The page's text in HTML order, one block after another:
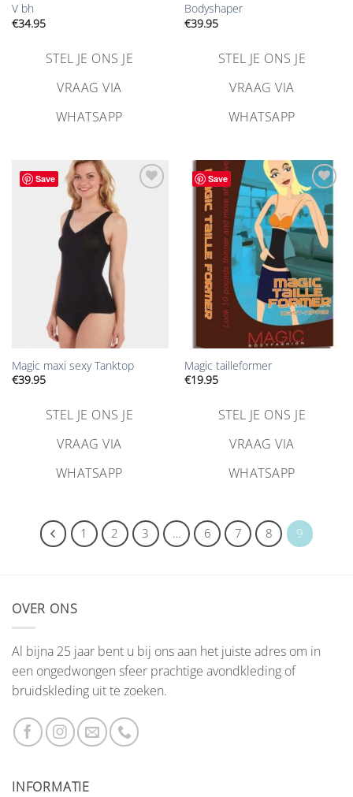
V bh
€34.95
STEL JE ONS JE
VRAAG VIA
WHATSAPP
Bodyshaper
€39.95
STEL JE ONS JE
VRAAG VIA
WHATSAPP
Save
verlanglijst
toevoegen
Magic maxi sexy Tanktop
€39.95
STEL JE ONS JE
VRAAG VIA
WHATSAPP
Save
Aan
verlanglijst
toevoegen
Magic tailleformer
€19.95
STEL JE ONS JE
VRAAG VIA
WHATSAPP
1 2 3 … 6 7 8 9
OVER ONS
Al bijna 25 jaar bent u bij ons aan het juiste adres om in
een ongedwongen sfeer prachtige avondkleding of
bruidskleding uit te zoeken.
INFORMATIE